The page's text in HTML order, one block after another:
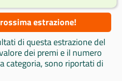
estrazione!
di questa estrazione del
dei premi e il numero
categoria, sono riportati di